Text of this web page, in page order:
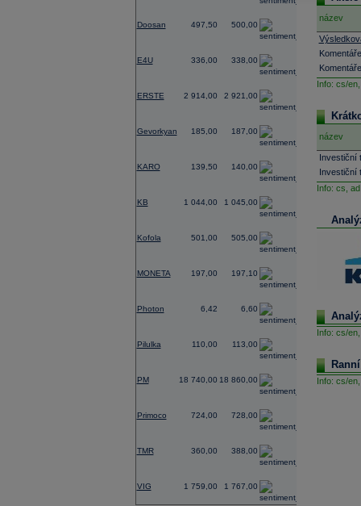
Doosan 497,50 500,00
E4U 336,00 338,00
-0,59
ERSTE 2 914,00 2 921,00
-2,08
Gevorkyan 185,00 187,00
-0,54
KARO 139,50 140,00
0,00
KB 1 044,00 1 045,00
-0,10
Kofola 501,00 505,00
-0,59
MONETA 197,00 197,10
Photon 6,42 6,60
Pilulka 110,00 113,00
0,00
PM 18 740,00 18 860,00
0,53
Primoco 724,00 728,00
TMR 360,00 388,00
VIG 1 759,00 1 767,00
název
Info: cs/en,
název
Investiční
Investiční
Info: cs,
Info: cs/en,
Info: cs/en,